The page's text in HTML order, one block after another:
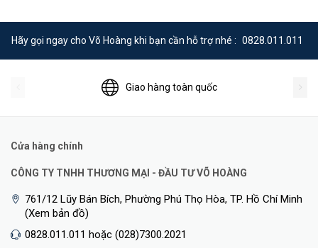
Hãy gọi ngay cho Võ Hoàng khi bạn cần hỗ trợ nhé : 0828.011.011
Giao hàng toàn quốc
Cửa hàng chính
CÔNG TY TNHH THƯƠNG MẠI - ĐẦU TƯ VÕ HOÀNG
761/12 Lũy Bán Bích, Phường Phú Thọ Hòa, TP. Hồ Chí Minh
(Xem bản đồ)
0828.011.011 hoặc (028)7300.2021